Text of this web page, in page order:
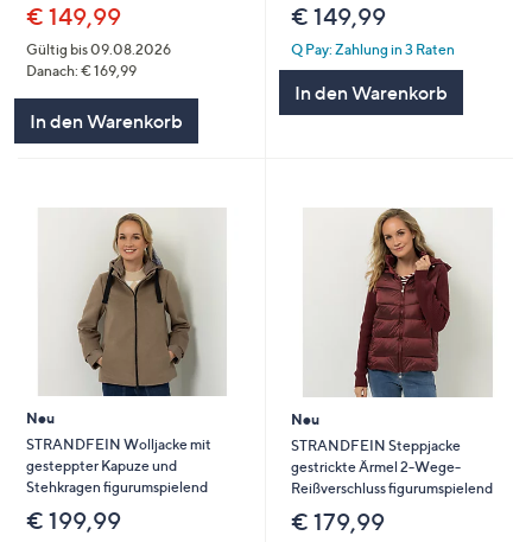
€ 149,99
Gültig bis 09.08.2026
Danach: € 169,99
In den Warenkorb
€ 149,99
Q Pay: Zahlung in 3 Raten
In den Warenkorb
Neu
STRANDFEIN Wolljacke mit
gesteppter Kapuze und
Stehkragen figurumspielend
€ 199,99
Neu
STRANDFEIN Steppjacke
gestrickte Ärmel 2-Wege-
Reißverschluss figurumspielend
€ 179,99